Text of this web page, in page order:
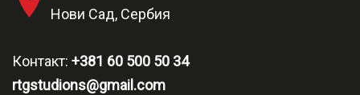
Нови Сад, Сербия
Контакт: +381 60 500 50 34
rtgstudions@gmail.com